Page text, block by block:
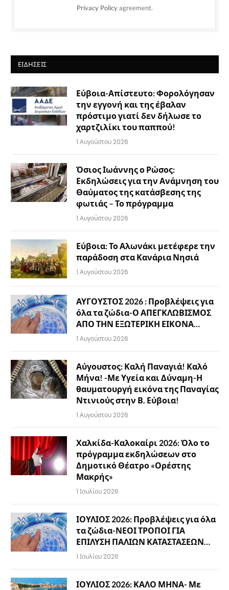
Privacy Policy agreement.
ΕΙΔΉΣΕΙΣ
Εύβοια-Απίστευτο: Φορολόγησαν
την εγγονή και της έβαλαν
πρόστιμο γιατί δεν δήλωσε το
χαρτζιλίκι του παππού!
1 Αυγούστου 2026
Όσιος Ιωάννης ο Ρώσος:
Εκδηλώσεις για την Ανάμνηση του
Θαύματος της κατάσβεσης της
φωτιάς – Το πρόγραμμα
1 Αυγούστου 2026
Εύβοια: Το Αλωνάκι μετέφερε την
παράδοση στα Κανάρια Νησιά
1 Αυγούστου 2026
ΑΥΓΟΥΣΤΟΣ 2026 : Προβλέψεις για
όλα τα ζώδια-Ο ΑΠΕΓΚΛΩΒΙΣΜΟΣ
ΑΠΟ ΤΗΝ ΕΞΩΤΕΡΙΚΗ ΕΙΚΟΝΑ…
1 Αυγούστου 2026
Αύγουστος: Καλή Παναγιά! Καλό
Μήνα! -Με Υγεία και Δύναμη-Η
θαυματουργή εικόνα της Παναγίας
Ντινιούς στην Β. Εύβοια!
1 Αυγούστου 2026
Χαλκίδα-Καλοκαίρι 2026: Όλο το
πρόγραμμα εκδηλώσεων στο
Δημοτικό Θέατρο «Ορέστης
Μακρής»
1 Ιουλίου 2026
ΙΟΥΛΙΟΣ 2026: Προβλέψεις για όλα
τα ζώδια-ΝΕΟΙ ΤΡΟΠΟΙ ΓΙΑ
ΕΠΙΛΥΣΗ ΠΑΛΙΩΝ ΚΑΤΑΣΤΑΣΕΩΝ…
1 Ιουλίου 2026
ΙΟΥΛΙΟΣ 2026: ΚΑΛΟ ΜΗΝΑ- Με